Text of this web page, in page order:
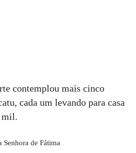
contemplou mais cinco
cada um levando para casa
mil.
Senhora de Fátima